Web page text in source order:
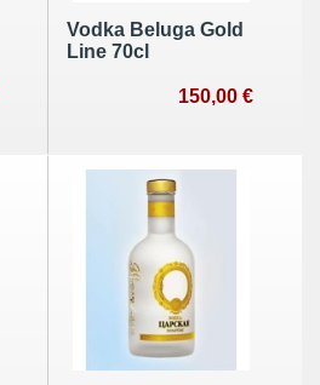
Vodka Beluga Gold
Line 70cl
150,00 €